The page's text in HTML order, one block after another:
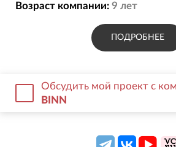
Возраст компании: 9 лет
ПОДРОБНЕЕ
Обсудить мой проект с
BINN